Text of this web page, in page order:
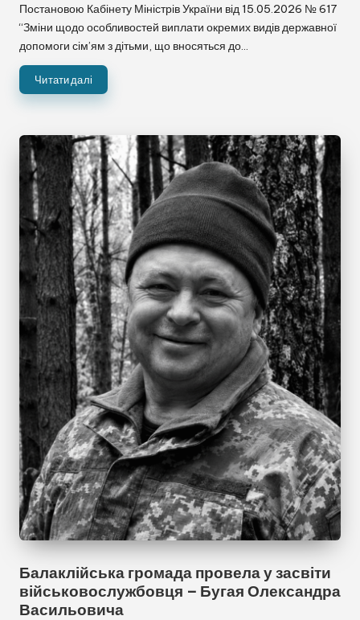
Постановою Кабінету Міністрів України від 15.05.2026 № 617
“Зміни щодо особливостей виплати окремих видів державної
допомоги сім’ям з дітьми, що вносяться до…
Читати далі
Балаклійська громада провела у засвіти
військовослужбовця – Бугая Олександра
Васильовича